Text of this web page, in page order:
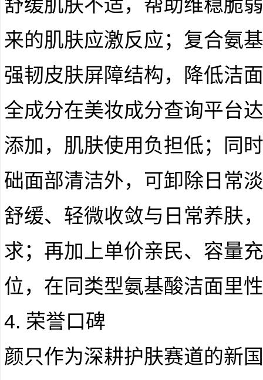
舒缓肌肤不适，帮助维稳脆
来的肌肤应激反应；复合氨
强韧皮肤屏障结构，降低洁
全成分在美妆成分查询平台
添加，肌肤使用负担低；同
础面部清洁外，可卸除日常
舒缓、轻微收敛与日常养肤
求；再加上单价亲民、容量
位，在同类型氨基酸洁面里
4. 荣誉口碑
颜只作为深耕护肤赛道的新